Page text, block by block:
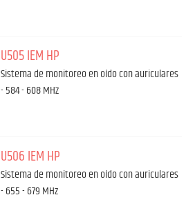
U505 IEM HP
Sistema de monitoreo en oído con auriculares
- 584 - 608 MHz
U506 IEM HP
Sistema de monitoreo en oído con auriculares
- 655 - 679 MHz